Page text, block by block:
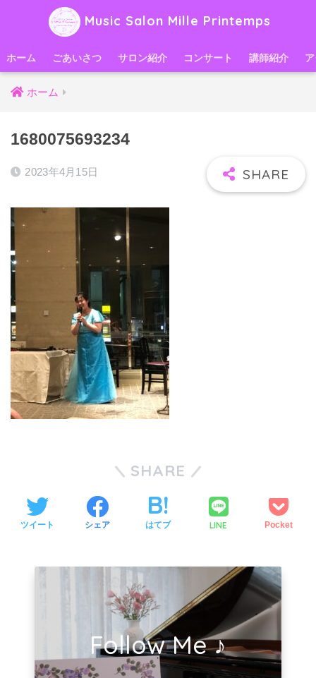
Music Salon Mille Printemps
ホーム ごあいさつ サロン紹介 コンサート 講師紹介
ホーム
1680075693234
2023年4月15日
SHARE
ツイート シェア はてブ LINE Pocket
Follow Me ♪